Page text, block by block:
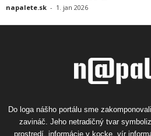
napalete.sk - 1. jan 2026
Do loga nášho portálu sme
zavináč. Jeho netradičný tvar
prostredí, informácie v kocke, vír